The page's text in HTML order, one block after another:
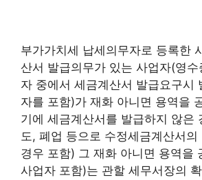
부가가치세 납세의무자로 등록한
산서 발급의무가 있는 사업자(영수
자 중에서 세금계산서 발급요구시
자를 포함)가 재화 아니면 용역을
기에 세금계산서를 발급하지 않은
도, 폐업 등으로 수정세금계산서의
경우 포함) 그 재화 아니면 용역을
사업자 포함)는 관할 세무서장의